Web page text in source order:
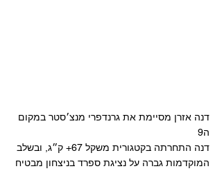
דנה אזרן מסיימת את גרנדפרי מנצ׳סטר במקום
ה9
דנה התחרתה בקטגורית משקל 67+ ק״ג, ובשלב
המוקדמות גברה על נציגת ספרד בניצחון מבטיח